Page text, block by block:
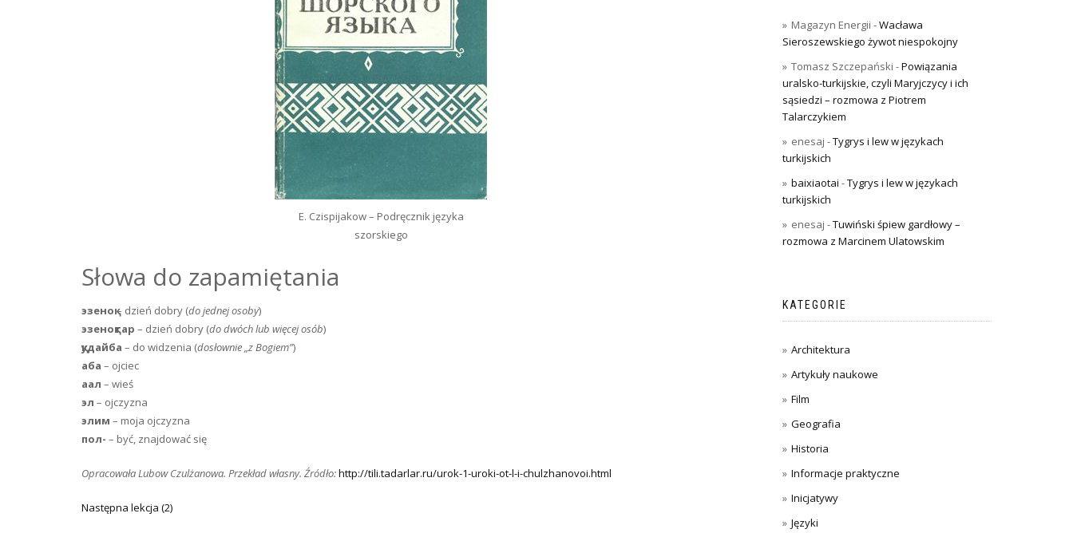
E. Czispijakow – Podręcznik języka
szorskiego
Słowa do zapamiętania
эзеноқ– dzień dobry (do jednej osoby)
эзеноқтар – dzień dobry (do dwóch lub więcej osób)
қудайба – do widzenia (dosłownie „z Bogiem”)
аба – ojciec
аал – wieś
эл – ojczyzna
элим – moja ojczyzna
пол- – być, znajdować się
Opracowała Lubow Czulżanowa. Przekład własny. Źródło:http://tili.tadarlar.ru/urok-1-uroki-ot-l-i-chulzhanovoi.html
Następna lekcja (2)
Magazyn Energii -Wacława
Sieroszewskiego żywot niespokojny
Tomasz Szczepański -Powiązania
uralsko-turkijskie, czyli Maryjczycy i ich
sąsiedzi – rozmowa z Piotrem
Talarczykiem
enesaj -Tygrys i lew w językach
turkijskich
baixiaotai -Tygrys i lew w językach
turkijskich
enesaj -Tuwiński śpiew gardłowy –
rozmowa z Marcinem Ulatowskim
KATEGORIE
Architektura
Artykuły naukowe
Film
Geografia
Historia
Informacje praktyczne
Inicjatywy
Języki